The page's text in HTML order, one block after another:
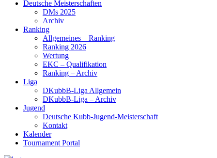
Deutsche Meisterschaften
DMs 2025
Archiv
Ranking
Allgemeines – Ranking
Ranking 2026
Wertung
EKC – Qualifikation
Ranking – Archiv
Liga
DKubbB-Liga Allgemein
DKubbB-Liga – Archiv
Jugend
Deutsche Kubb-Jugend-Meisterschaft
Kontakt
Kalender
Tournament Portal